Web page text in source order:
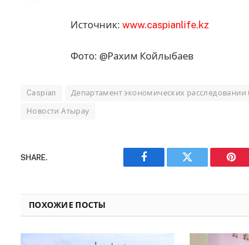
Источник: www.caspianlife.kz
Фото: @Рахим Койлыбаев
Caspian Департамент экономических расследовании
Новости Атырау
SHARE.
Facebook Twitter
ПОХОЖИЕ ПОСТЫ